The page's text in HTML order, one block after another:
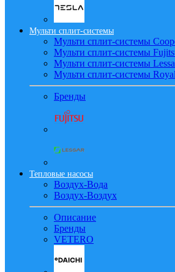
Мульти сплит-системы
Мульти сплит-системы
Мульти сплит-системы
Мульти сплит-системы
Мульти сплит-системы
Бренды
Тепловые насосы
Воздух-Вода
Воздух-Воздух
Описание
Бренды
VETERO